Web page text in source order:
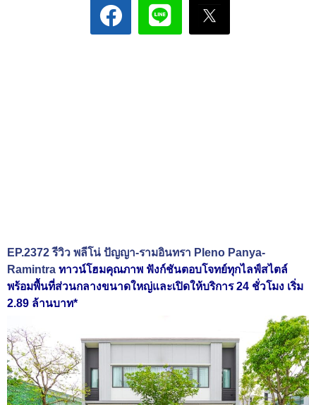
EP.2372 รีวิว พลีโน่ ปัญญา-รามอินทรา Pleno Panya-
Ramintra ทาวน์โฮมคุณภาพ ฟังก์ชันตอบโจทย์ทุกไลฟ์สไตล์
พร้อมพื้นที่ส่วนกลางขนาดใหญ่และเปิดให้บริการ 24 ชั่วโมง เริ่ม
2.89 ล้านบาท*